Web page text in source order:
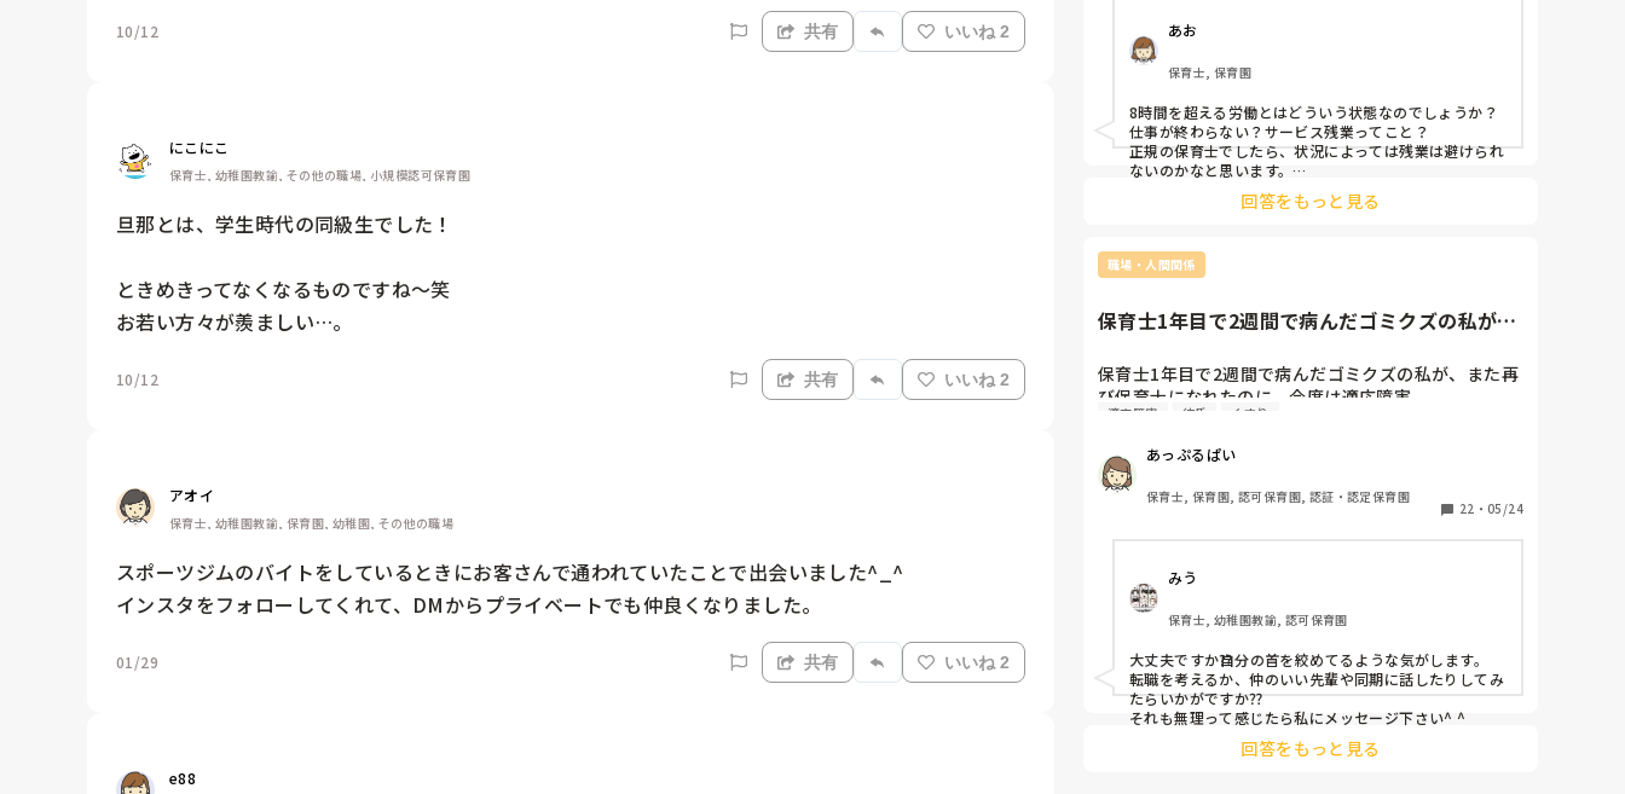
10/12 共有 いいね 2
にこにこ
保育士, 幼稚園教諭, その他の職場, 小規模認可保育園
旦那とは、学生時代の同級生でした！
ときめきってなくなるものですね〜笑
お若い方々が羨ましい…。
10/12 共有 いいね 2
アオイ
保育士, 幼稚園教諭, 保育園, 幼稚園, その他の職場
スポーツジムのバイトをしているときにお客さんで通われていたことで出会いました^_^
インスタをフォローしてくれて、DMからプライベートでも仲良くなりました。
01/29 共有 いいね 2
e88
あお
保育士, 保育園
8時間を超える労働とはどういう状態なのでしょうか？
仕事が終わらない？サービス残業ってこと？
正規の保育士でしたら、状況によっては残業は避けられ
ないのかなと思います。
完全週休２日と聞いていましたか？
日以上の休みがあるとのことなので、もう一度契約書を
確認することをおすすめします。
ストレスは体に毒ですので、今の職場で働いていてスト
せんね。
回答をもっと見る
職場・人間関係
保育士1年目で2週間で病んだゴミクズの私が、
保育士1年目で2週間で病んだゴミクズの私が、また再
び保育士になれたのに、今度は適応障害。
彼氏と結婚するために田舎から都会に出てきた手前、
帰れたとしても幼い姪と高齢な祖父がいるから家には
入れない。
彼氏も婚約はしてるが、結婚しないと寮を出れない。
私の家も借り上げ社宅だから20日以上働かないと補助
ひとりぼっちってこういうことを言うんだなあと痛感
してる日々。
もう泣くのは疲れました。
薬のせいか頭は全然働かず、園長を見るだけで震えと
動悸が止まらない。。
明日が来なければいいのになと思って生きるのはもう
疲れました。
親になんて相談したらいいのか分からない。
でも園には可愛い子ども達が待ってる。こんな私を信
適応障害 彼氏 くすり
あっぷるぱい
保育士, 保育園, 認可保育園, 認証・認定保育園
22 ・ 05/24
みう
保育士, 幼稚園教諭, 認可保育園
大丈夫ですか⁇自分の首を絞めてるような気がします。
転職を考えるか、仲のいい先輩や同期に話したりしてみ
たらいかがですか⁇
それも無理って感じたら私にメッセージ下さい^ ^
回答をもっと見る